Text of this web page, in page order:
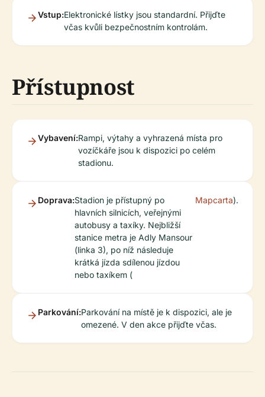
Vstup:Elektronické lístky jsou standardní. Přijďte
včas kvůli bezpečnostním kontrolám.
Přístupnost
Vybavení:Rampi, výtahy a vyhrazená místa pro
vozíčkáře jsou k dispozici po celém
stadionu.
Doprava:Stadion je přístupný po
hlavních silnicích, veřejnými
autobusy a taxíky. Nejbližší
stanice metra je Adly Mansour
(linka 3), po níž následuje
krátká jízda sdílenou jízdou
nebo taxíkem (
Mapcarta).
Parkování:Parkování na místě je k dispozici, ale je
omezené. V den akce přijďte včas.